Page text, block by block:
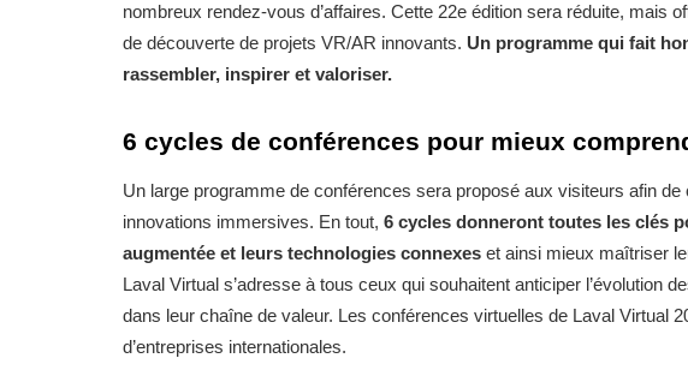
nombreux rendez-vous d’affaires. Cette 22e édition sera réduite, mais
de découverte de projets VR/AR innovants. Un programme qui fait
rassembler, inspirer et valoriser.
6 cycles de conférences pour mieux
Un large programme de conférences sera proposé aux visiteurs afin
innovations immersives. En tout, 6 cycles donneront toutes les clés
augmentée et leurs technologies connexes et ainsi mieux maîtriser
Laval Virtual s’adresse à tous ceux qui souhaitent anticiper l’évolution
dans leur chaîne de valeur. Les conférences virtuelles de Laval Virtual
d’entreprises internationales.